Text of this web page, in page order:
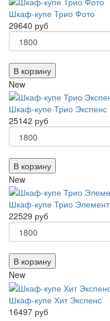
Шкаф-купе Трио Фото
29640 руб
В корзину
New
Шкаф-купе Трио Экспенс
25142 руб
В корзину
New
Шкаф-купе Трио Элемент
22529 руб
В корзину
New
Шкаф-купе Хит Экспенс
16497 руб